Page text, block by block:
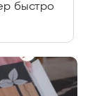
быстро